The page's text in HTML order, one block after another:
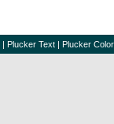
| Plucker Text | Plucker Color